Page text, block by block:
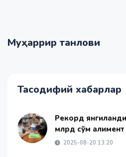
Муҳаррир танлови
Тасодифий хабарлар
Рекорд
млрд сўм алимент
2025-08-20 13:20